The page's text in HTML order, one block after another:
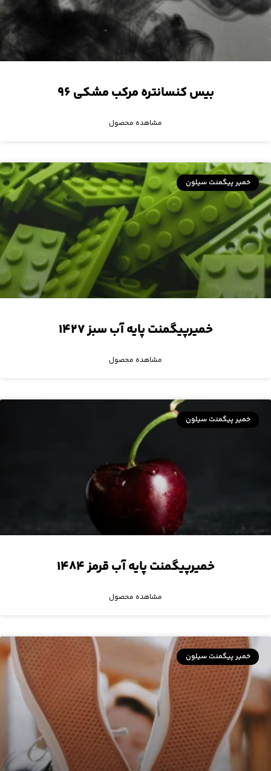
بیس کنسانتره مرکب مشکی ۹۶
مشاهده محصول
خمیر پیگمنت سیلون
خمیرپیگمنت پایه آب سبز ۱۴۲۷
مشاهده محصول
خمیر پیگمنت سیلون
خمیرپیگمنت پایه آب قرمز ۱۴۸۴
مشاهده محصول
خمیر پیگمنت سیلون